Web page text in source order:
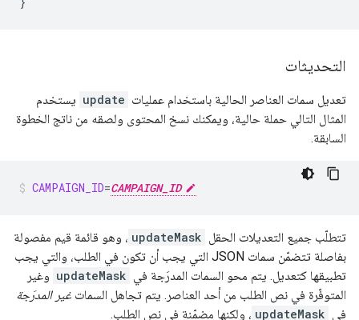
التحديثات
تعديل سمات العناصر الحالية باستخدام عمليات update يستخدم
المثال التالي حملة حالية، ويمكنك نسخ المحتوى ولصقه من ناتج الخطوة
السابقة.
CAMPAIGN_ID=CAMPAIGN_ID
تتطلّب جميع التعديلات الحقل updateMask ، وهو قائمة قيم مفصولة
بفاصلة تتضمّن سمات JSON التي يجب أن تكون في الطلب، والتي يجب
تطبيقها كتعديل. يتم محو السمات المدرَجة في updateMask وغير
المتوفّرة في نص الطلب من أحد العناصر. يتم تجاهل السمات غير المدرَجة
في updateMask ، ولكنها مضمّنة في نص الطلب.